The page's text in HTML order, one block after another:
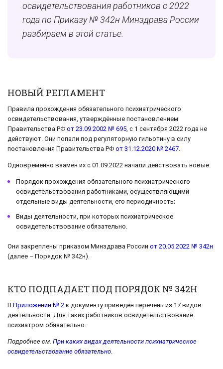
освидетельствования работников с 2022
года по Приказу № 342н Минздрава России
разбираем в этой статье.
НОВЫЙ РЕГЛАМЕНТ
Правила прохождения обязательного психиатрического
освидетельствования, утверждённые постановлением
Правительства РФ от 23.09.2002 № 695, с 1 сентября 2022 года не
действуют. Они попали под регуляторную гильотину в силу
постановления Правительства РФ от 31.12.2020 № 2467.
Одновременно взамен их с 01.09.2022 начали действовать новые:
Порядок прохождения обязательного психиатрического
освидетельствования работниками, осуществляющими
отдельные виды деятельности, его периодичность;
Виды деятельности, при которых психиатрическое
освидетельствование обязательно.
Они закреплены приказом Минздрава России от 20.05.2022 № 342н
(далее – Порядок № 342н).
КТО ПОДПАДАЕТ ПОД ПОРЯДОК № 342Н
В Приложении № 2 к документу приведён перечень из 17 видов
деятельности. Для таких работников освидетельствование
психиатром обязательно.
Подробнее см. При каких видах деятельности психиатрическое
освидетельствование обязательно